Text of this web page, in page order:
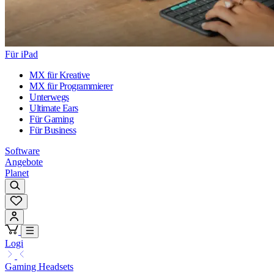
Für iPad
MX für Kreative
MX für Programmierer
Unterwegs
Ultimate Ears
Für Gaming
Für Business
Software
Angebote
Planet
Logi
Gaming Headsets